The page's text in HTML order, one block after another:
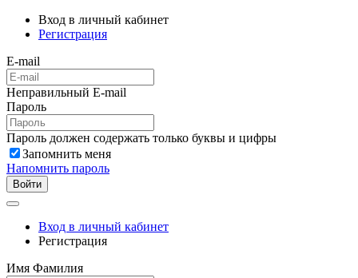
Вход в личный кабинет
Регистрация
E-mail
Неправильный E-mail
Пароль
Пароль должен содержать только буквы и цифры
Запомнить меня
Напомнить пароль
Войти
Вход в личный кабинет
Регистрация
Имя Фамилия